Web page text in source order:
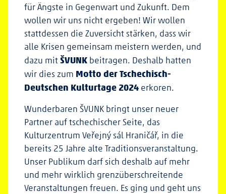
für Ängste in Gegenwart und Zukunft. Dem
wollen wir uns nicht ergeben! Wir wollen
stattdessen die Zuversicht stärken, dass wir
alle Krisen gemeinsam meistern werden, und
dazu mitŠVUNK beitragen. Deshalb hatten
wir dies zum Motto der Tschechisch-
Deutschen Kulturtage 2024 erkoren.
Wunderbaren ŠVUNK bringt unser neuer
Partner auf tschechischer Seite, das
Kulturzentrum Veřejný sál Hraničář, in die
bereits 25 Jahre alte Traditionsveranstaltung.
Unser Publikum darf sich deshalb auf mehr
und mehr wirklich grenzüberschreitende
Veranstaltungen freuen. Es ging und geht uns